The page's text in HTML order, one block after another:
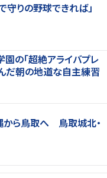
守りの野球できれば」
の「超絶アライバプレ
だ朝の地道な自主練習
から鳥取へ 鳥取城北・